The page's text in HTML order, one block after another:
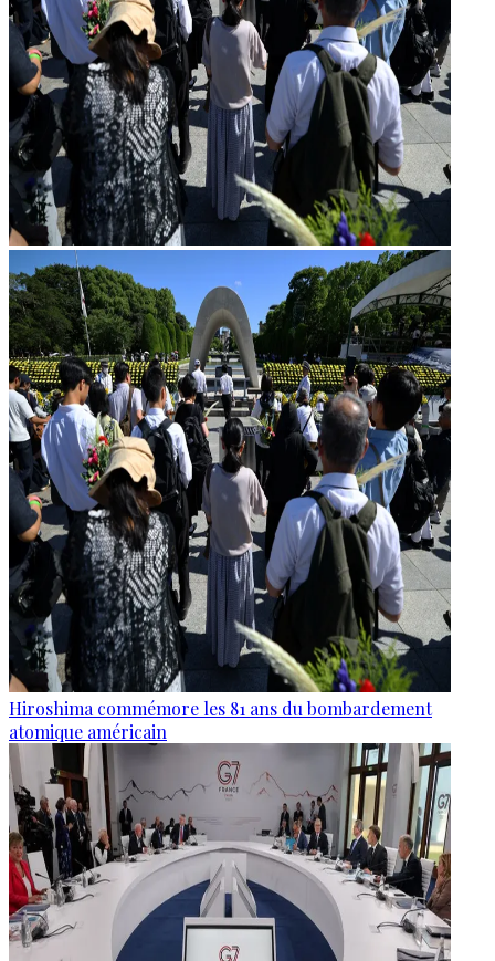
Hiroshima commémore les 81 ans du bombardement
atomique américain